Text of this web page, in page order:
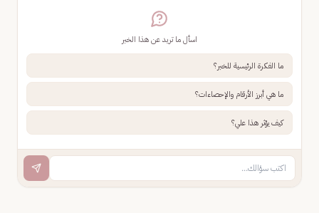
اسأل ما تريد عن هذا الخبر
ما الفكرة الرئيسية للخبر؟
ما هي أبرز الأرقام والإحصاءات؟
كيف يؤثر هذا علي؟